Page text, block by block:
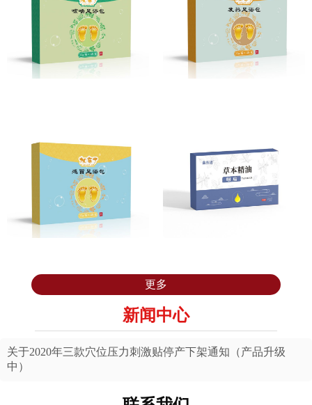
更多
新闻中心
关于2020年三款穴位压力刺激贴停产下架通知（产品升级
中）